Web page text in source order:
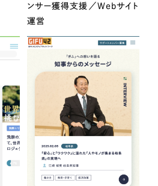
ンサー獲得支援／Webサイト
運営